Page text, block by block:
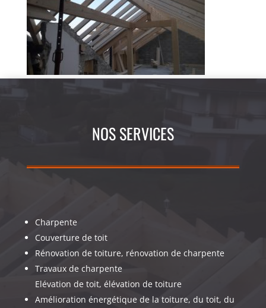
NOS SERVICES
Charpente
Couverture de toit
Rénovation de toiture, rénovation de charpente
Travaux de charpente
Elévation de toit, élévation de toiture
Amélioration énergétique de la toiture, du toit, du